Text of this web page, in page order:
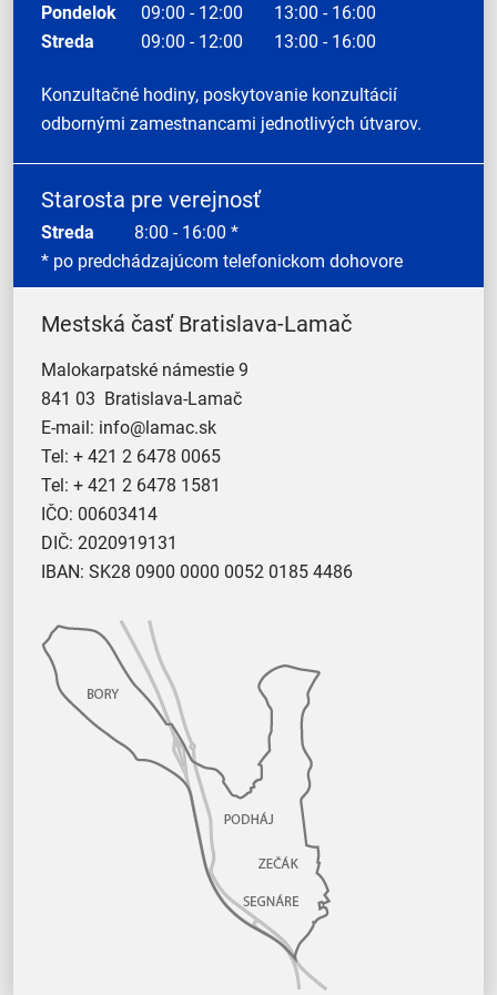
Pondelok 09:00 - 12:00
13:00 - 16:00
Streda
09:00 - 12:00 13:00 - 16:00
Konzultačné hodiny, poskytovanie konzultácií
odbornými zamestnancami jednotlivých útvarov.
Starosta pre verejnosť
Streda 8:00 - 16:00 *
* po predchádzajúcom telefonickom dohovore
Mestská časť Bratislava-Lamač
Malokarpatské námestie 9
841 03 Bratislava-Lamač
E-mail: info@lamac.sk
Tel: + 421 2 6478 0065
Tel: + 421 2 6478 1581
IČO: 00603414
DIČ: 2020919131
IBAN: SK28 0900 0000 0052 0185 4486